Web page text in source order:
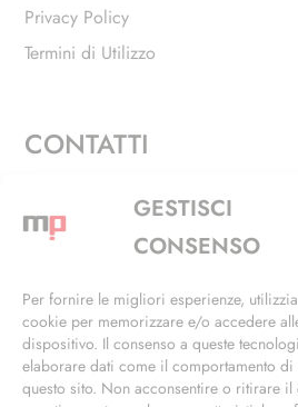
GESTISCI
CONSENSO
Per fornire le migliori esperienze,
cookie per memorizzare e/o accedere
dispositivo. Il consenso a queste
elaborare dati come il comportamento
questo sito. Non acconsentire o ritirare
Privacy Policy
Termini di Utilizzo
CONTATTI
Via Alfieri, 27 - Trezzano Sul
+39 02 4846 3155
info@masterphil.it